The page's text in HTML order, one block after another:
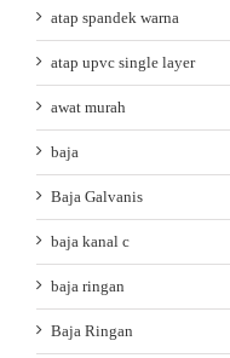
atap spandek warna
atap upvc single layer
awat murah
baja
Baja Galvanis
baja kanal c
baja ringan
Baja Ringan